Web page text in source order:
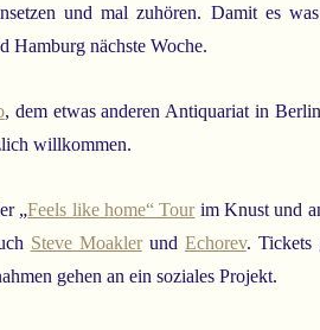
und mal zuhören. Damit es
Hamburg nächste Woche.
, dem etwas anderen Antiquariat in
willkommen.
„Feels like home“ Tourim Knust und
Steve Moaklerund Echorev. Tickets
gehen an ein soziales Projekt.